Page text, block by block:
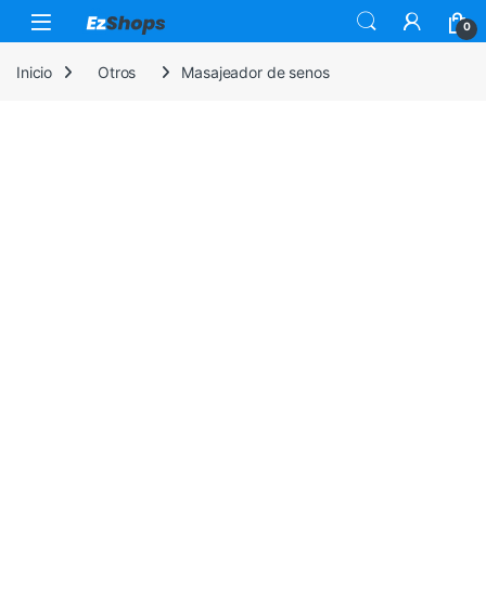
Saltar a la navegación
Saltar al contenido
0
Inicio Otros Masajeador de senos